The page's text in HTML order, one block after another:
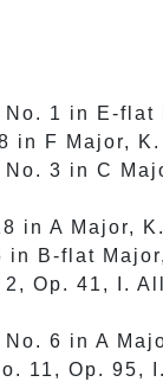
1 in E-flat
in F Major,
3 in C
in A Major,
in B-flat
Op. 41, I.
6 in A
11, Op. 95,